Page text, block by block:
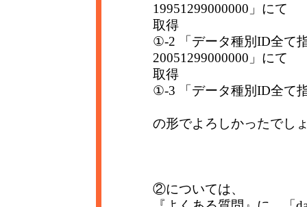
19951299000000」にて
取得
①-2 「データ種別ID全て
20051299000000」にて
取得
①-3 「データ種別ID全て
の形でよろしかったでし
②については、